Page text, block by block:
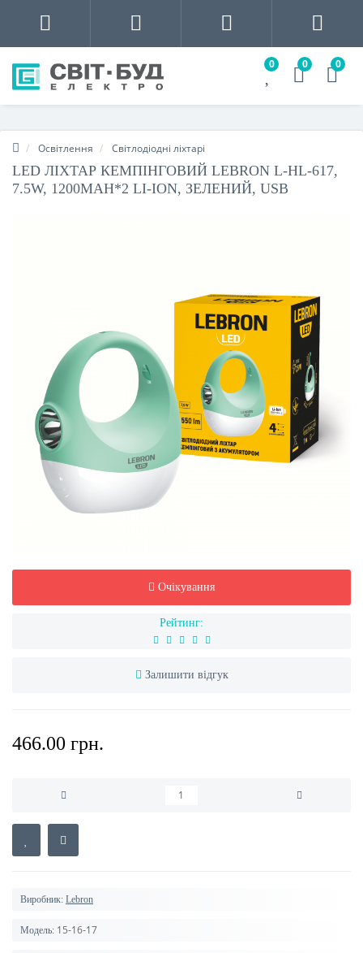
0 0 0
Освітлення Світлодіодні ліхтарі
LED ЛІХТАР КЕМПІНГОВИЙ LEBRON L-HL-617,
7.5W, 1200MAH*2 LI-ION, ЗЕЛЕНИЙ, USB
Очікування
Рейтинг:
Залишити відгук
466.00 грн.
Виробник: Lebron
Модель: 15-16-17